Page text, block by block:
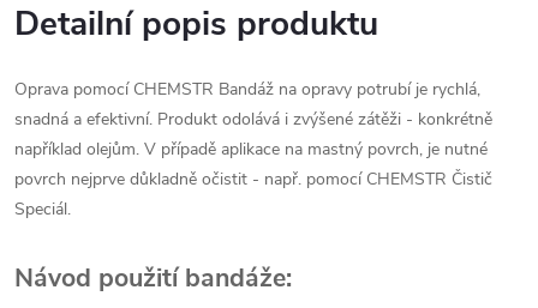
Detailní popis produktu
Oprava pomocí CHEMSTR Bandáž na opravy potrubí je rychlá,
snadná a efektivní. Produkt odolává i zvýšené zátěži - konkrétně
například olejům. V případě aplikace na mastný povrch, je nutné
povrch nejprve důkladně očistit - např. pomocí CHEMSTR Čistič
Speciál.
Návod použití bandáže: